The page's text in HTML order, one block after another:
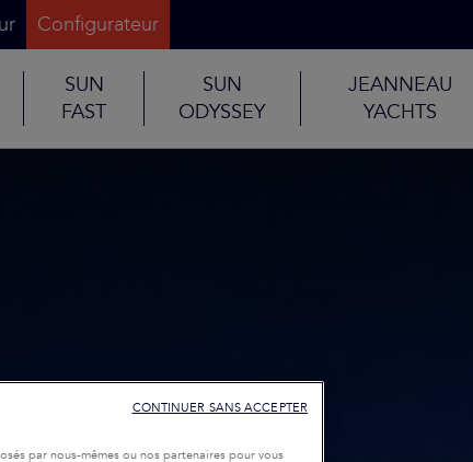
Configurateur
SUN
FAST
SUN
ODYSSEY
JEANNEAU
YACHTS
par nous-mêmes ou nos partenaires pour vous
CONTINUER SANS ACCEPTER